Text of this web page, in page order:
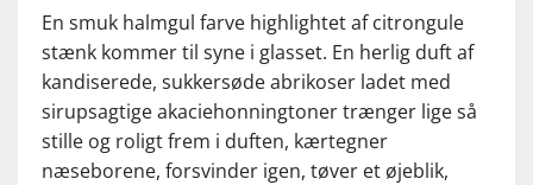
En smuk halmgul farve highlightet af citrongule
stænk kommer til syne i glasset. En herlig duft af
kandiserede, sukkersøde abrikoser ladet med
sirupsagtige akaciehonningtoner trænger lige så
stille og roligt frem i duften, kærtegner
næseborene, forsvinder igen, tøver et øjeblik,